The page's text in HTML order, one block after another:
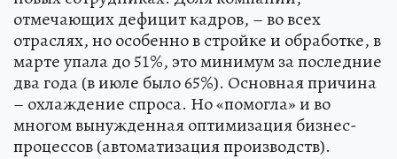
отмечающих дефицит кадров, – во всех
отраслях, но особенно в стройке и обработке, в
марте упала до 51%, это минимум за последние
два года (в июле было 65%). Основная причина
– охлаждение спроса. Но «помогла» и во
многом вынужденная оптимизация бизнес-
процессов (автоматизация производств).